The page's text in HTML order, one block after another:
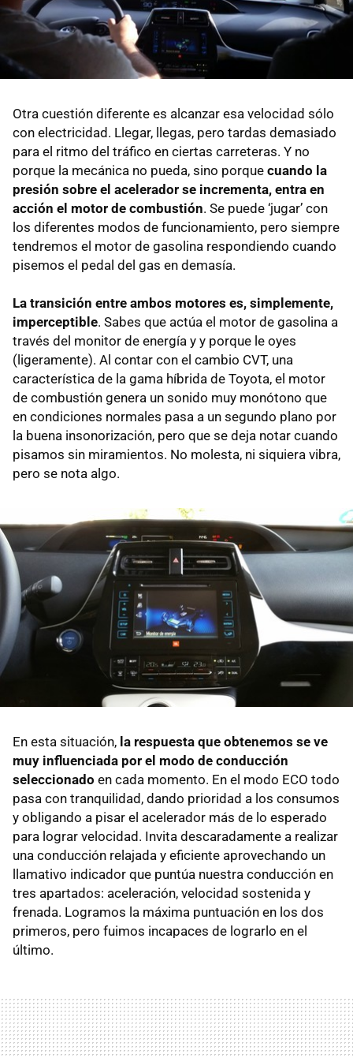
Otra cuestión diferente es alcanzar esa velocidad sólo
con electricidad. Llegar, llegas, pero tardas demasiado
para el ritmo del tráfico en ciertas carreteras. Y no
porque la mecánica no pueda, sino porque cuando la
presión sobre el acelerador se incrementa, entra en
acción el motor de combustión. Se puede ‘jugar’ con
los diferentes modos de funcionamiento, pero siempre
tendremos el motor de gasolina respondiendo cuando
pisemos el pedal del gas en demasía.
La transición entre ambos motores es, simplemente,
imperceptible. Sabes que actúa el motor de gasolina a
través del monitor de energía y y porque le oyes
(ligeramente). Al contar con el cambio CVT, una
característica de la gama híbrida de Toyota, el motor
de combustión genera un sonido muy monótono que
en condiciones normales pasa a un segundo plano por
la buena insonorización, pero que se deja notar cuando
pisamos sin miramientos. No molesta, ni siquiera vibra,
pero se nota algo.
En esta situación, la respuesta que obtenemos se ve
muy influenciada por el modo de conducción
seleccionado en cada momento. En el modo ECO todo
pasa con tranquilidad, dando prioridad a los consumos
y obligando a pisar el acelerador más de lo esperado
para lograr velocidad. Invita descaradamente a realizar
una conducción relajada y eficiente aprovechando un
llamativo indicador que puntúa nuestra conducción en
tres apartados: aceleración, velocidad sostenida y
frenada. Logramos la máxima puntuación en los dos
primeros, pero fuimos incapaces de lograrlo en el
último.